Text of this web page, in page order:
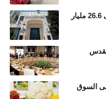
احتياطيات الأردن الأجنبية ترتفع إلى 26.6 مليار
إلى السوق